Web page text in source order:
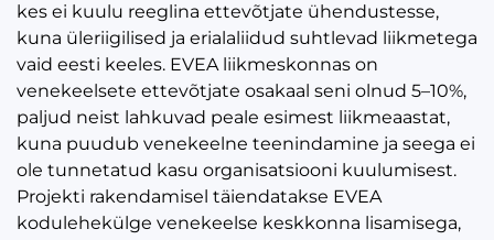
kes ei kuulu reeglina ettevõtjate ühendustesse,
kuna üleriigilised ja erialaliidud suhtlevad liikmetega
vaid eesti keeles. EVEA liikmeskonnas on
venekeelsete ettevõtjate osakaal seni olnud 5–10%,
paljud neist lahkuvad peale esimest liikmeaastat,
kuna puudub venekeelne teenindamine ja seega ei
ole tunnetatud kasu organisatsiooni kuulumisest.
Projekti rakendamisel täiendatakse EVEA
kodulehekülge venekeelse keskkonna lisamisega,